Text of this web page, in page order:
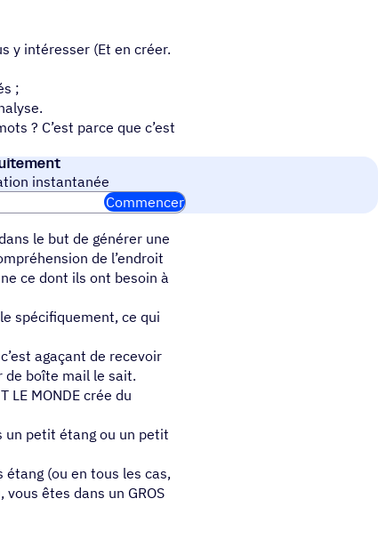
y intéresser (Et en créer.
;
? C’est parce que c’est
instantanée
Commencer
le but de générer une
de l’endroit
ce dont ils ont besoin à
spécifiquement, ce qui
agaçant de recevoir
de boîte mail le sait.
MONDE crée du
un petit étang ou un petit
étang (ou en tous les cas,
êtes dans un GROS